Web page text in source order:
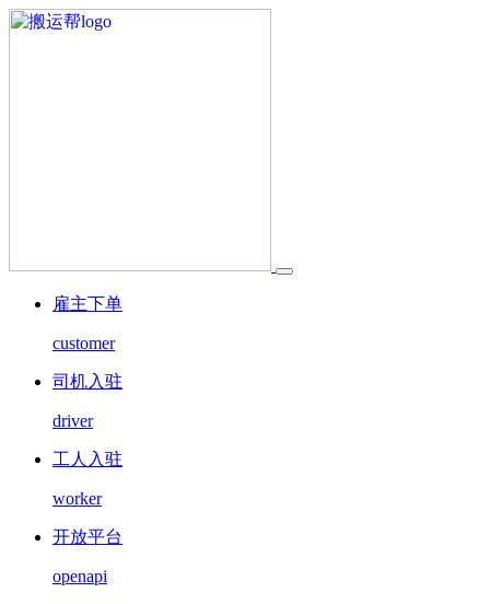
雇主下单
customer
司机入驻
driver
工人入驻
worker
开放平台
openapi